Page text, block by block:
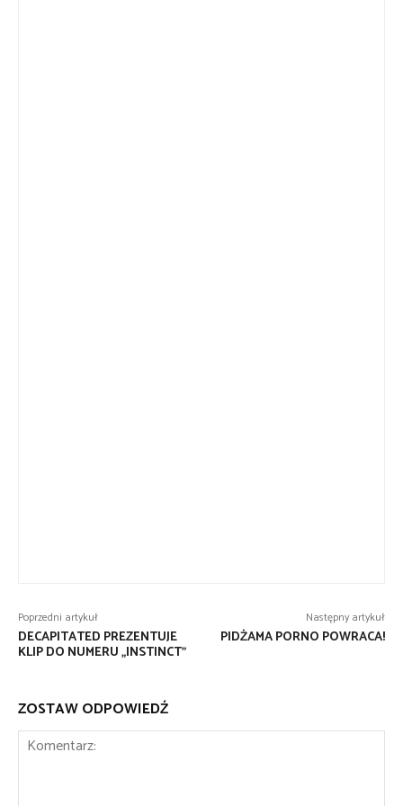
Poprzedni artykuł
DECAPITATED PREZENTUJE
KLIP DO NUMERU „INSTINCT”
Następny artykuł
PIDŻAMA PORNO POWRACA!
ZOSTAW ODPOWIEDŹ